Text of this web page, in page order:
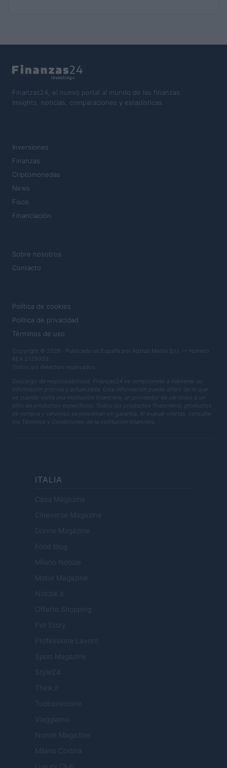
Finanzas24, el nuevo portal al mundo de las finanzas.
Insights, noticias, comparaciones y estadísticas.
Inversiones
Finanzas
Criptomonedas
News
Fisco
Financiación
Sobre nosotros
Contacto
Política de cookies
Política de privacidad
Términos de uso
Copyright © 2026 · Publicado en España por AdHub Media S.r.l. — Número
REA 2729933
Todos los derechos reservados
Descargo de responsabilidad: Finanzas24 se compromete a mantener su
información precisa y actualizada. Esta información puede diferir de lo que
ve cuando visita una institución financiera, un proveedor de servicios o un
sitio de productos específicos. Todos los productos financieros, productos
de compra y servicios se presentan sin garantía. Al evaluar ofertas, consulte
los Términos y Condiciones de la institución financiera.
ITALIA
Casa Magazine
Cineverse Magazine
Donne Magazine
Food Blog
Milano Notizie
Motor Magazine
Notizie.it
Offerte Shopping
Pet Story
Professione Lavoro
Sport Magazine
Style24
Think.it
Tuobenessere
Viaggiamo
Nonne Magazine
Milano Cortina
Luxury Club